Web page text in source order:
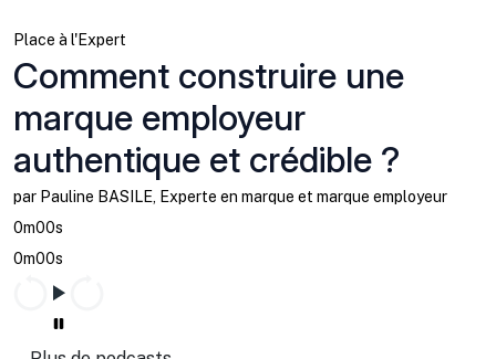
Place à l'Expert
Comment construire une
marque employeur
authentique et crédible ?
par Pauline BASILE, Experte en marque et marque employeur
0m00s
0m00s